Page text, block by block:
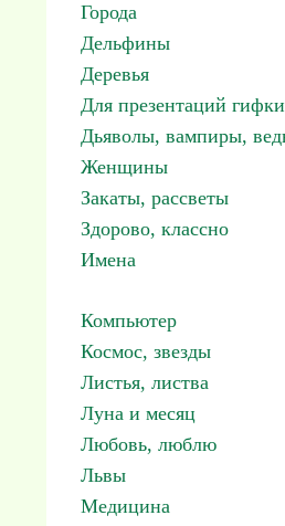
Города
Дельфины
Деревья
Для презентаций гифки
Дьяволы, вампиры,
Женщины
Закаты, рассветы
Здорово, классно
Имена
Компьютер
Космос, звезды
Листья, листва
Луна и месяц
Любовь, люблю
Львы
Медицина